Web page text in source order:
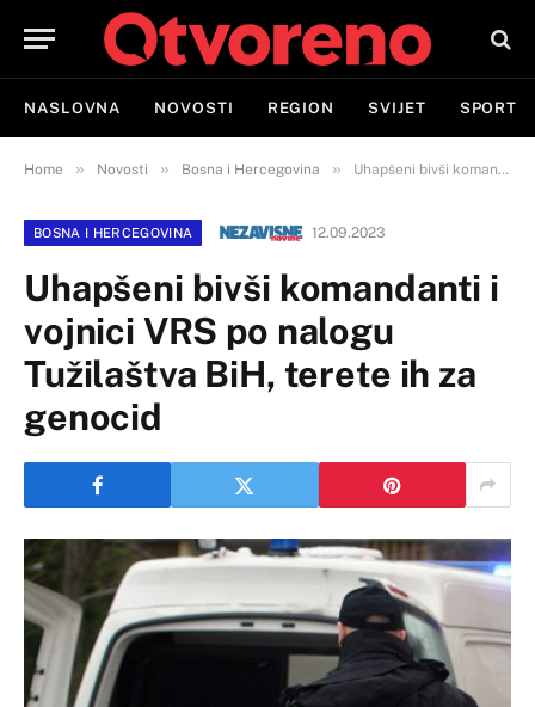
NASLOVNA NOVOSTI REGION SVIJET SPORT
Home » Novosti » Bosna i Hercegovina » Uhapšeni bivši komandanti i vojnici VRS po nalogu Tužilaštva BiH, terete ih za genocid
BOSNA I HERCEGOVINA 12.09.2023
Uhapšeni bivši komandanti i
vojnici VRS po nalogu
Tužilaštva BiH, terete ih za
genocid